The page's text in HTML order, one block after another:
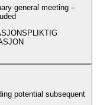
general meeting –
potential subsequent